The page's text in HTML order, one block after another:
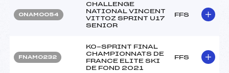
ONAM0054
CHALLENGE
NATIONAL VINCENT
VITTOZ SPRINT U17
SENIOR
FFS
FNAM0232
KO-SPRINT FINAL
CHAMPIONNATS DE
FRANCE ELITE SKI
DE FOND 2021
FFS